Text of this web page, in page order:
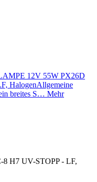
12V 55W PX26D
HalogenAllgemeine
breites S… Mehr
H7 UV-STOPP - LF,